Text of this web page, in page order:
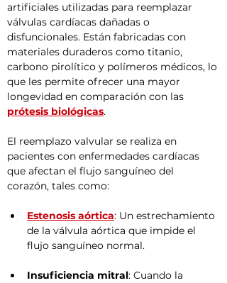
artificiales utilizadas para reemplazar
válvulas cardíacas dañadas o
disfuncionales. Están fabricadas con
materiales duraderos como titanio,
carbono pirolítico y polímeros médicos, lo
que les permite ofrecer una mayor
longevidad en comparación con las
prótesis biológicas.
El reemplazo valvular se realiza en
pacientes con enfermedades cardíacas
que afectan el flujo sanguíneo del
corazón, tales como:
Estenosis aórtica: Un estrechamiento
de la válvula aórtica que impide el
flujo sanguíneo normal.
Insuficiencia mitral: Cuando la